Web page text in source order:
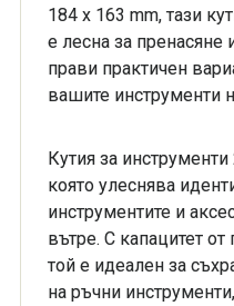
184 x 163 mm, тази
е лесна за пренасяне
прави практичен
вашите инструменти
Кутия за
която улеснява
инструментите и
вътре. С капацитет
той е идеален за
на ръчни